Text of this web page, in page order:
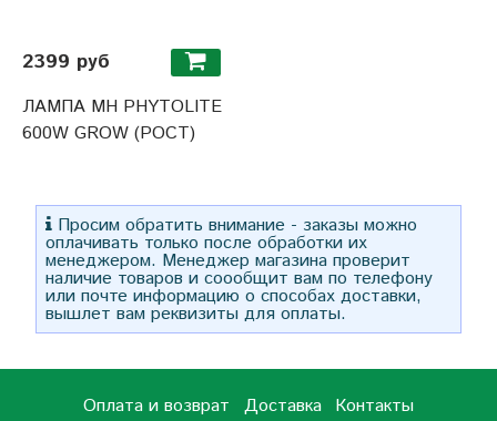
2399 руб
ЛАМПА MH PHYTOLITE
600W GROW (РОСТ)
Просим обратить внимание - заказы можно
оплачивать только после обработки их
менеджером. Менеджер магазина проверит
наличие товаров и соообщит вам по телефону
или почте информацию о способах доставки,
вышлет вам реквизиты для оплаты.
Оплата и возврат Доставка Контакты